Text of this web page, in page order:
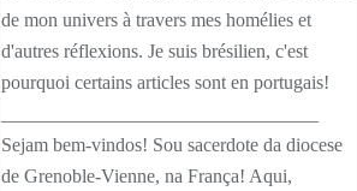
de mon univers à travers mes homélies et
d'autres réflexions. Je suis brésilien, c'est
pourquoi certains articles sont en portugais!
Sejam bem-vindos! Sou sacerdote da diocese
de Grenoble-Vienne, na França! Aqui,